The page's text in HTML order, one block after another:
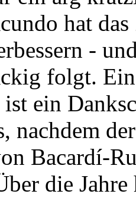
hat
-
folgt.
ein
nachdem
Bacardí-
die